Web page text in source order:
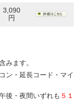
3,090
円
みます。
ン・延長コード・マイ
後・夜間いずれも ５１